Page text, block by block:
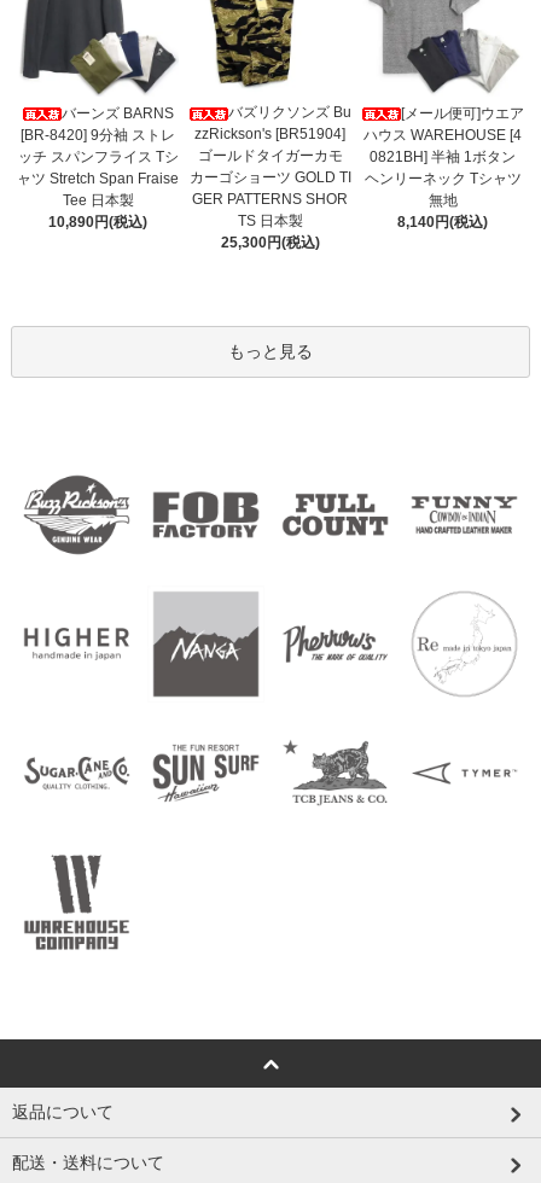
バーンズ BARNS
[BR-8420] 9分袖 ストレ
ッチ スパンフライス Tシ
ャツ Stretch Span Fraise
Tee 日本製
10,890円(税込)
バズリクソンズ Bu
zzRickson's [BR51904]
ゴールドタイガーカモ
カーゴショーツ GOLD TI
GER PATTERNS SHOR
TS 日本製
25,300円(税込)
[メール便可]ウエア
ハウス WAREHOUSE [4
0821BH] 半袖 1ボタン
ヘンリーネック Tシャツ
無地
8,140円(税込)
もっと見る
返品について
配送・送料について